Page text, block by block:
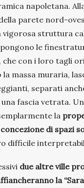
napoletana.
parete nord-
vigorosa struttura
le
con i loro tagli
massa muraria,
separati
fascia vetrata.
la
di spazi
difficile
due altre ville
la